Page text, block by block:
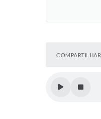
COMPARTILHAR